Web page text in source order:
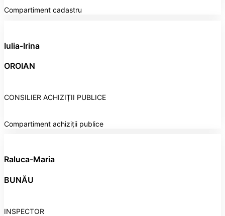
Compartiment cadastru
Iulia-Irina
OROIAN
CONSILIER ACHIZIȚII PUBLICE
Compartiment achiziții publice
Raluca-Maria
BUNĂU
INSPECTOR